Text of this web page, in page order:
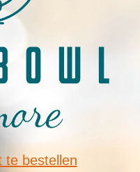
te bestellen